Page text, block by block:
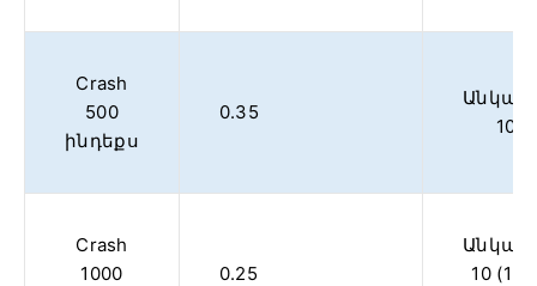
Crash
500
ինդեքս
0.35
10
Crash
1000
0.25
10 (1